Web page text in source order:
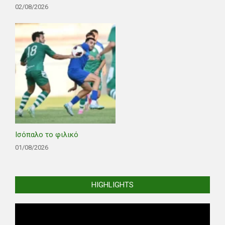
02/08/2026
Ισόπαλο το φιλικό
01/08/2026
HIGHLIGHTS